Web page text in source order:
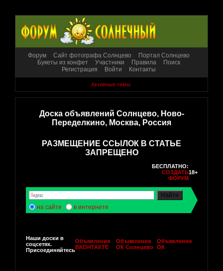
Форум Сайт фотографа Солнцево
Портал Солнцево
Букеты из конфет
Участники Правила
Поиск
Регистрация
Войти Контакты
Активные темы
Доска объявлений Солнцево, Ново-
Переделкино, Москва, Россия
РАЗМЕЩЕНИЕ ССЫЛОК В СТАТЬЕ
ЗАПРЕЩЕНО
БЕСПЛАТНО:
СОЗДАТЬ
ФОРУМ
18+
на сайте в интернете
Наши доски в
соцсетях.
Присоединяйтесь
Объявления
ВКОНТАКТЕ
Объявления
ОК Солнцево
Объявления
ОК